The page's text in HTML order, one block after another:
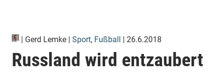
| Gerd Lemke | Sport, Fußball | 26.6.2018
Russland wird entzaubert